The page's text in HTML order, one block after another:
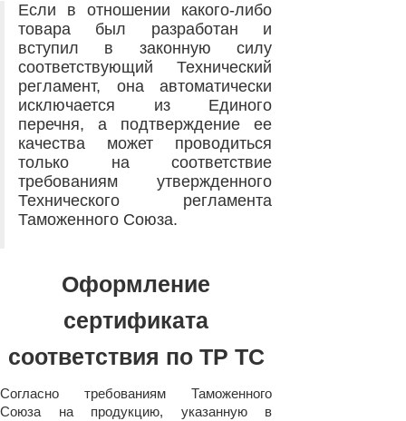
Если в отношении какого-либо
товара был разработан и
вступил в законную силу
соответствующий Технический
регламент, она автоматически
исключается из Единого
перечня, а подтверждение ее
качества может проводиться
только на соответствие
требованиям утвержденного
Технического регламента
Таможенного Союза.
Оформление
сертификата
соответствия по ТР ТС
Согласно требованиям Таможенного
Союза на продукцию, указанную в